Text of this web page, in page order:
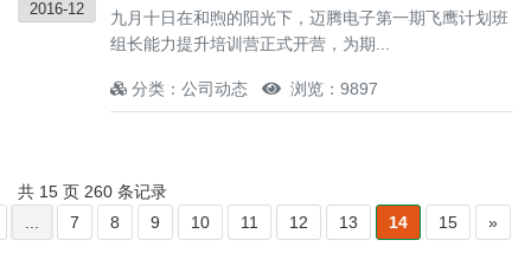
2016-12
九月十日在和煦的阳光下，迈腾电子第一期飞鹰计划班
组长能力提升培训营正式开营，为期...
分类：公司动态 浏览：9897
共 15 页 260 条记录
7 8 9 10 11 12 13 14 15 »